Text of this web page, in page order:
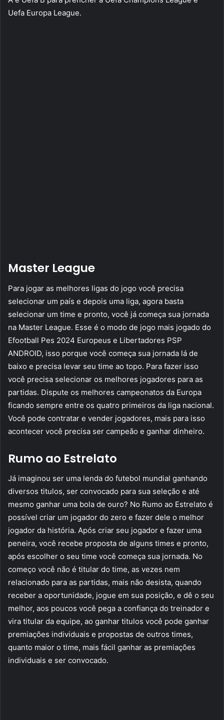
Uefa Europa League.
Master League
Para jogar as melhores ligas do jogo você precisa
selecionar um país e depois uma liga, agora basta
selecionar um time e pronto, você já começa sua jornada
na Master League. Esse é o modo de jogo mais jogado do
Efootball Pes 2024 Europeus e Libertadores PSP
ANDROID, isso porque você começa sua jornada lá de
baixo e precisa levar seu time ao topo. Para fazer isso
você precisa selecionar os melhores jogadores para as
partidas. Dispute os melhores campeonatos da Europa
ficando sempre entre os quatro primeiros da liga nacional.
Você pode contratar e vender jogadores, mais para isso
acontecer você precisa ser campeão e ganhar dinheiro.
Rumo ao Estrelato
Já imaginou ser uma lenda do futebol mundial ganhando
diversos titulos, ser convocado para sua seleção e até
mesmo ganhar uma bola de ouro? No Rumo ao Estrelato é
possível criar um jogador do zero e fazer dele o melhor
jogador da história. Após criar seu jogador e fazer uma
peneira, você recebe proposta de alguns times e pronto,
após escolher o seu time você começa sua jornada. No
começo você não é titular do time, as vezes nem
relacionado para as partidas, mais não desista, quando
receber a oportunidade, jogue em sua posição, e dê o seu
melhor, aos poucos você pega a confiança do treinador e
vira titular da equipe, ao ganhar titulos você pode ganhar
premiações individuais e propostas de outros times,
quanto maior o time, mais fácil ganhar as premiações
individuais e ser convocado.